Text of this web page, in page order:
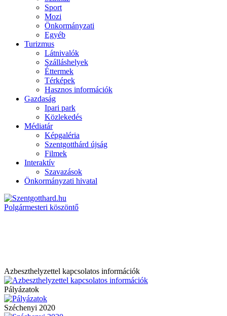
Sport
Mozi
Önkormányzati
Egyéb
Turizmus
Látnivalók
Szálláshelyek
Éttermek
Térképek
Hasznos információk
Gazdaság
Ipari park
Közlekedés
Médiatár
Képgaléria
Szentgotthárd újság
Filmek
Interaktív
Szavazások
Önkormányzati hivatal
Polgármesteri köszöntő
Azbeszthelyzettel kapcsolatos információk
Pályázatok
Széchenyi 2020